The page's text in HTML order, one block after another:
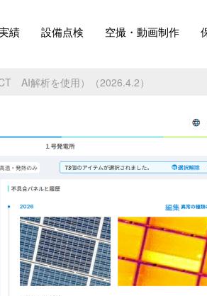
績 設備点検 空撮・動画制作
AI解析を使用）（2026.4.2）